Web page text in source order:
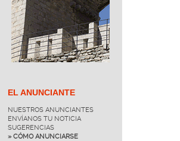
EL ANUNCIANTE
NUESTROS ANUNCIANTES
ENVÍANOS TU NOTICIA
SUGERENCIAS
» CÓMO ANUNCIARSE